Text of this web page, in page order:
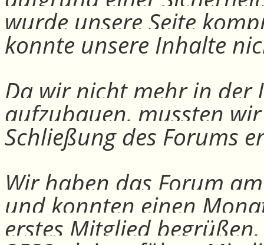
wurde unsere Seite
konnte unsere Inhalte
Da wir nicht mehr in der
aufzubauen, mussten
Schließung des Forums
Wir haben das Forum
und konnten einen
erstes Mitglied